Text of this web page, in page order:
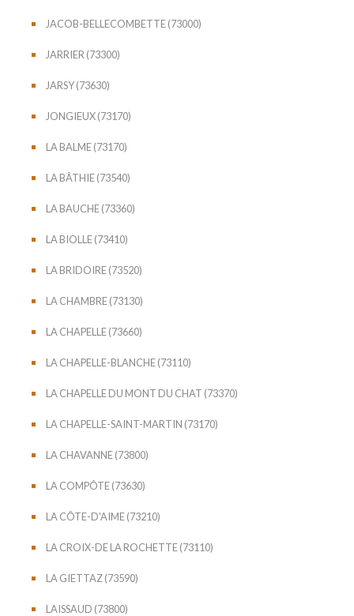
JACOB-BELLECOMBETTE (73000)
JARRIER (73300)
JARSY (73630)
JONGIEUX (73170)
LA BALME (73170)
LA BÂTHIE (73540)
LA BAUCHE (73360)
LA BIOLLE (73410)
LA BRIDOIRE (73520)
LA CHAMBRE (73130)
LA CHAPELLE (73660)
LA CHAPELLE-BLANCHE (73110)
LA CHAPELLE DU MONT DU CHAT (73370)
LA CHAPELLE-SAINT-MARTIN (73170)
LA CHAVANNE (73800)
LA COMPÔTE (73630)
LA CÔTE-D'AIME (73210)
LA CROIX-DE LA ROCHETTE (73110)
LA GIETTAZ (73590)
LAISSAUD (73800)